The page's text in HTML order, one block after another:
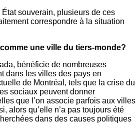
souverain, plusieurs de ces
correspondre à la situation
une ville du tiers-monde?
bénéficie de nombreuses
dans les villes des pays en
de Montréal, tels que la crise du
sociaux peuvent donner
que l’on associe parfois aux villes
alors qu’elle n’a pas toujours été
dans des causes politiques